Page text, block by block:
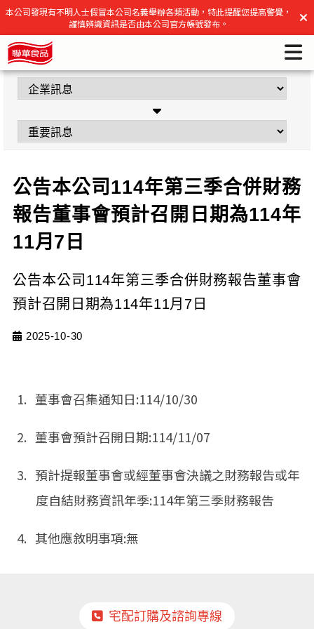
公告本公司114年第三季合併財務報告董事會預計召開日期為
114年11月7日 | 聯華食品官方網站
本公司發現有不明人士假冒本公司名義舉辦各類活動，特此提醒您提高警覺，
謹慎辨識資訊是否由本公司官方帳號發布。
公告本公司114年第三季合併財務
報告董事會預計召開日期為114年
11月7日
公告本公司114年第三季合併財務報告董事會
預計召開日期為114年11月7日
2025-10-30
1. 董事會召集通知日:114/10/30
2. 董事會預計召開日期:114/11/07
3. 預計提報董事會或經董事會決議之財務報告或年
度自結財務資訊年季:114年第三季財務報告
4. 其他應敘明事項:無
宅配訂購及諮詢專線